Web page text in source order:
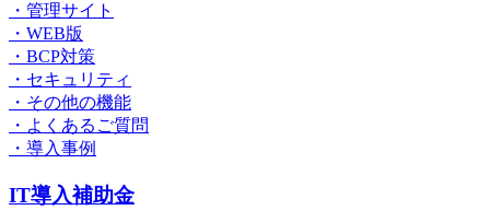
・管理サイト
・WEB版
・BCP対策
・セキュリティ
・その他の機能
・よくあるご質問
・導入事例
IT導入補助金